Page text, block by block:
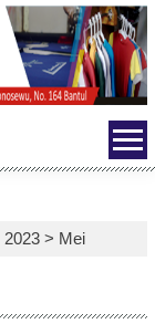
2023 > Mei